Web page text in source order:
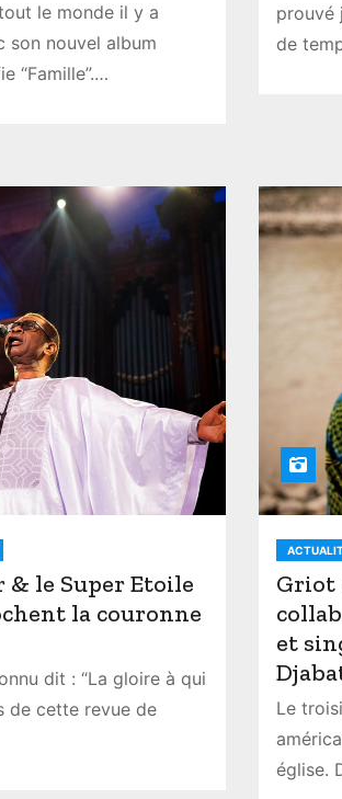
le monde il y a
son nouvel album
“Famille”.…
prouvé
de
& le Super Etoile
la couronne
dit : “La gloire à qui
de cette revue de
Griot
et
Le
église.